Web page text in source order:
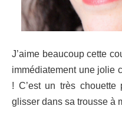
J’aime beaucoup cette
immédiatement une jolie
! C’est un très
glisser dans sa trousse à